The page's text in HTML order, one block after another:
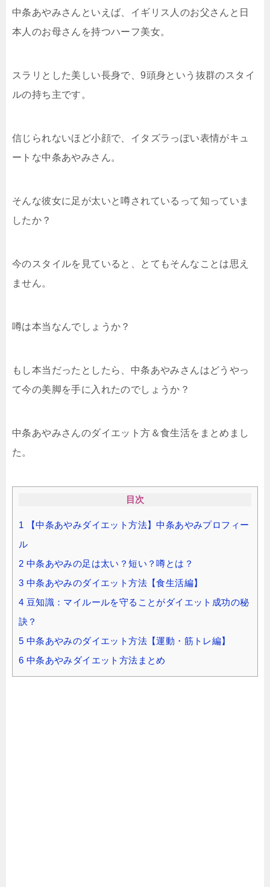
中条あやみさんといえば、イギリス人のお父さんと日
本人のお母さんを持つハーフ美女。
スラリとした美しい長身で、9頭身という抜群のスタイ
ルの持ち主です。
信じられないほど小顔で、イタズラっぽい表情がキュ
ートな中条あやみさん。
そんな彼女に足が太いと噂されているって知っていま
したか？
今のスタイルを見ていると、とてもそんなことは思え
ません。
噂は本当なんでしょうか？
もし本当だったとしたら、中条あやみさんはどうやっ
て今の美脚を手に入れたのでしょうか？
中条あやみさんのダイエット方＆食生活をまとめまし
た。
目次
1 【中条あやみダイエット方法】中条あやみプロフィー
ル
2 中条あやみの足は太い？短い？噂とは？
3 中条あやみのダイエット方法【食生活編】
4 豆知識：マイルールを守ることがダイエット成功の秘
訣？
5 中条あやみのダイエット方法【運動・筋トレ編】
6 中条あやみダイエット方法まとめ